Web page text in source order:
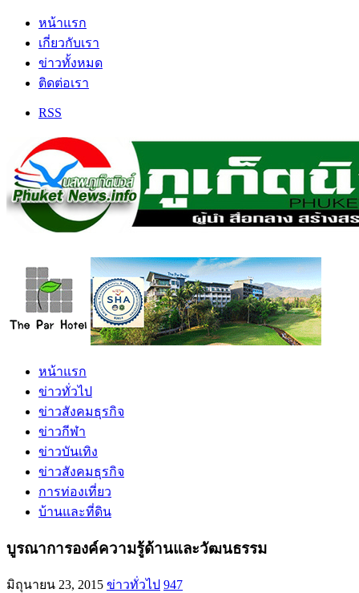
หน้าแรก
เกี่ยวกับเรา
ข่าวทั้งหมด
ติดต่อเรา
RSS
หน้าแรก
ข่าวทั่วไป
ข่าวสังคมธุรกิจ
ข่าวกีฬา
ข่าวบันเทิง
ข่าวสังคมธุรกิจ
การท่องเที่ยว
บ้านและที่ดิน
บูรณาการองค์ความรู้ด้านและวัฒนธรรม
มิถุนายน 23, 2015 ข่าวทั่วไป 947